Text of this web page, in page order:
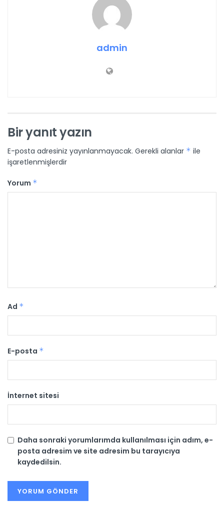
admin
Bir yanıt yazın
E-posta adresiniz yayınlanmayacak. Gerekli alanlar * ile
işaretlenmişlerdir
Yorum *
Ad *
E-posta *
İnternet sitesi
Daha sonraki yorumlarımda kullanılması için adım, e-
posta adresim ve site adresim bu tarayıcıya
kaydedilsin.